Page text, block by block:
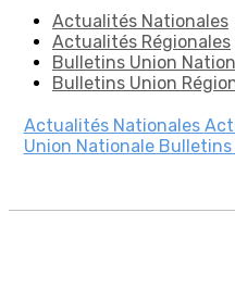
Actualités Nationales
Actualités Régionales
Bulletins Union
Bulletins Union
Actualités Nationales
Union Nationale Bulletins